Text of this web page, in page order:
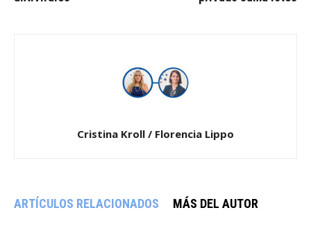
Cristina Kroll / Florencia Lippo
ARTÍCULOS RELACIONADOS MÁS DEL AUTOR